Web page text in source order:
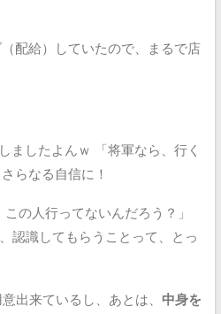
配給）していたので、まるで店
ましたよんｗ
「将軍なら、行く
らなる自信に！
この人行ってないんだろう？」
認識してもらうことって、とっ
出来ているし、あとは、中身を